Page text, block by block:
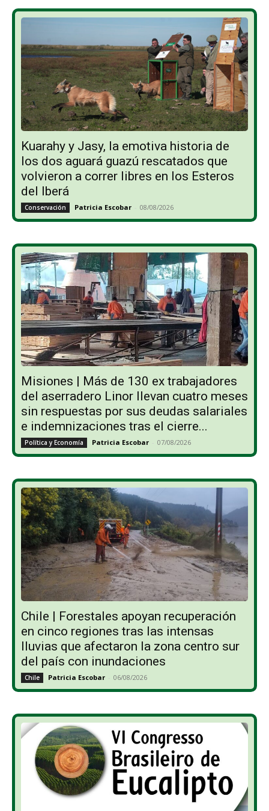
Kuarahy y Jasy, la emotiva historia de
los dos aguará guazú rescatados que
volvieron a correr libres en los Esteros
del Iberá
Conservación Patricia Escobar - 08/08/2026
Misiones | Más de 130 ex trabajadores
del aserradero Linor llevan cuatro meses
sin respuestas por sus deudas salariales
e indemnizaciones tras el cierre...
Política y Economía Patricia Escobar - 07/08/2026
Chile | Forestales apoyan recuperación
en cinco regiones tras las intensas
lluvias que afectaron la zona centro sur
del país con inundaciones
Chile Patricia Escobar - 06/08/2026